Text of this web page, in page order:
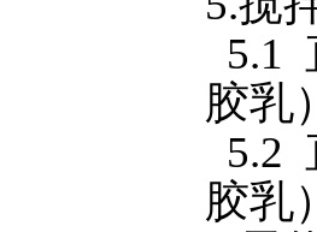
5.1
胶乳
5.2
胶乳